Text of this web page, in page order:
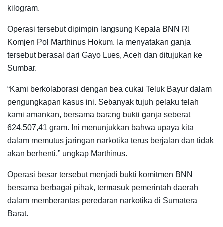
kilogram.
Operasi tersebut dipimpin langsung Kepala BNN RI
Komjen Pol Marthinus Hokum. Ia menyatakan ganja
tersebut berasal dari Gayo Lues, Aceh dan ditujukan ke
Sumbar.
“Kami berkolaborasi dengan bea cukai Teluk Bayur dalam
pengungkapan kasus ini. Sebanyak tujuh pelaku telah
kami amankan, bersama barang bukti ganja seberat
624.507,41 gram. Ini menunjukkan bahwa upaya kita
dalam memutus jaringan narkotika terus berjalan dan tidak
akan berhenti,” ungkap Marthinus.
Operasi besar tersebut menjadi bukti komitmen BNN
bersama berbagai pihak, termasuk pemerintah daerah
dalam memberantas peredaran narkotika di Sumatera
Barat.